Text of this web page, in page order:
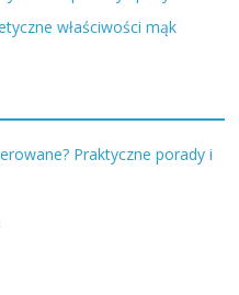
właściwości mąk
Praktyczne porady i